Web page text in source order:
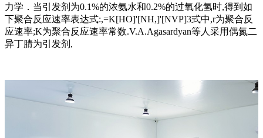
力学．当引发剂为0.1%的浓氨水和0.2%的过氧化氢时,得到如
下聚合反应速率表达式:,=K[HO]'[NH,]'[NVP]3式中,r为聚合反
应速率;K为聚合反应速率常数.V.A.Agasardyan等人采用偶氮二
异丁腈为引发剂,